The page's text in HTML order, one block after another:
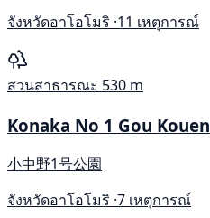
จังหวัดอาโอโมริ ·11 เหตุการณ์
สวนสาธารณะ 530 m
Konaka No 1 Gou Kouen
小中野1号公園
จังหวัดอาโอโมริ ·7 เหตุการณ์